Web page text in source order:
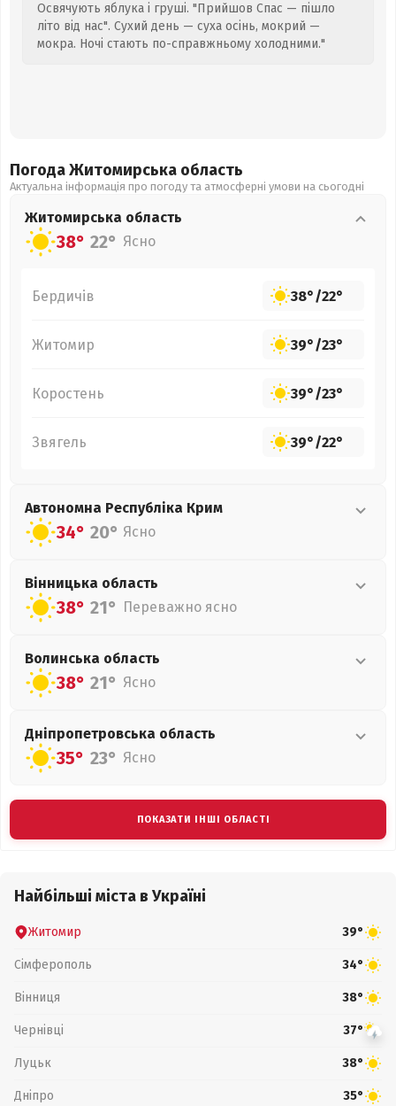
Освячують яблука і груші. "Прийшов Спас — пішло
літо від нас". Сухий день — суха осінь, мокрий —
мокра. Ночі стають по-справжньому холодними."
Погода Житомирська область
Актуальна інформація про погоду та атмосферні умови на сьогодні
Житомирська область
38° 22° Ясно
Бердичів 38°/22°
Житомир 39°/23°
Коростень 39°/23°
Звягель 39°/22°
Автономна Республіка Крим
34° 20° Ясно
Вінницька область
38° 21° Переважно ясно
Волинська область
38° 21° Ясно
Дніпропетровська область
35° 23° Ясно
ПОКАЗАТИ ІНШІ ОБЛАСТІ
Найбільші міста в Україні
Житомир 39°
Сімферополь 34°
Вінниця 38°
Чернівці 37°
Луцьк 38°
Дніпро 35°